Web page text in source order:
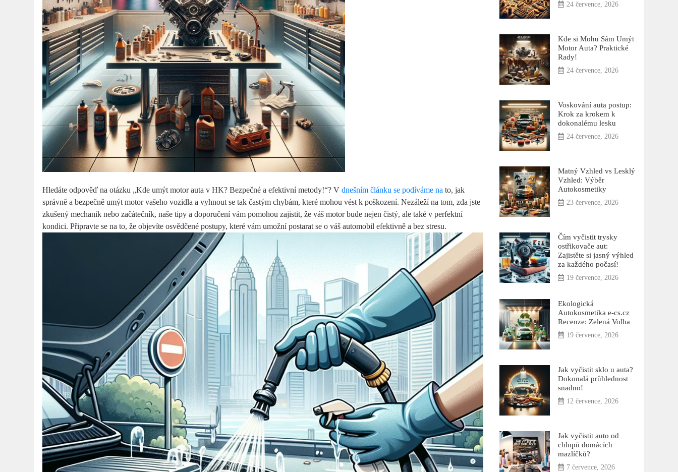
Hledáte odpověď na otázku „Kde umýt motor auta v HK? Bezpečné a efektivní metody!“? Vdnešním článku se podíváme na to, jak
správně a bezpečně umýt motor vašeho vozidla a vyhnout se tak častým chybám, které mohou vést k poškození. Nezáleží na tom, zda jste
zkušený mechanik nebo začátečník, naše tipy a doporučení vám pomohou zajistit, že váš motor bude nejen čistý, ale také v perfektní
kondici. Připravte se na to, že objevíte osvědčené postupy, které vám umožní postarat se o váš automobil efektivně a bez stresu.
24 července, 2026
Kde si Mohu Sám Umýt
Motor Auta? Praktické
Rady!
24 července, 2026
Voskování auta postup:
Krok za krokem k
dokonalému lesku
24 července, 2026
Matný Vzhled vs Lesklý
Vzhled: Výběr
Autokosmetiky
23 července, 2026
Čím vyčistit trysky
ostřikovače aut:
Zajistěte si jasný výhled
za každého počasí!
19 července, 2026
Ekologická
Autokosmetika e-cs.cz
Recenze: Zelená Volba
19 července, 2026
Jak vyčistit sklo u auta?
Dokonalá průhlednost
snadno!
12 července, 2026
Jak vyčistit auto od
chlupů domácích
mazlíčků?
7 července, 2026